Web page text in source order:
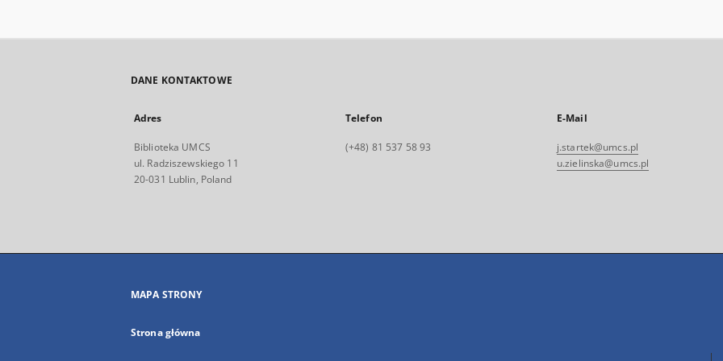
DANE KONTAKTOWE
Adres
Biblioteka UMCS
ul. Radziszewskiego 11
20-031 Lublin, Poland
Telefon
(+48) 81 537 58 93
E-Mail
j.startek@umcs.pl
u.zielinska@umcs.pl
MAPA STRONY
Strona główna